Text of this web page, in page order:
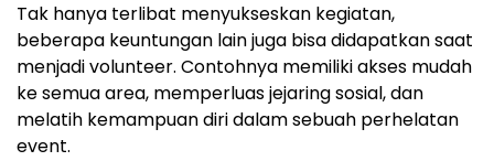
Tak hanya terlibat menyukseskan kegiatan,
beberapa keuntungan lain juga bisa didapatkan saat
menjadi volunteer. Contohnya memiliki akses mudah
ke semua area, memperluas jejaring sosial, dan
melatih kemampuan diri dalam sebuah perhelatan
event.